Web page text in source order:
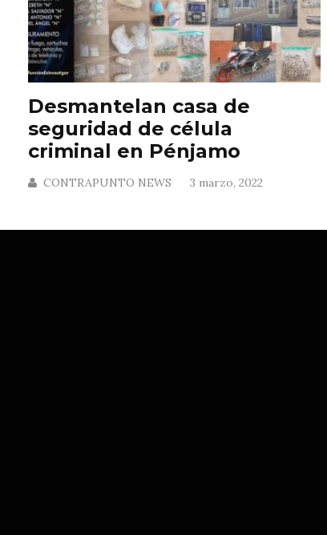
Desmantelan casa de
seguridad de célula
criminal en Pénjamo
CONTRAPUNTO NEWS 3 marzo, 2022